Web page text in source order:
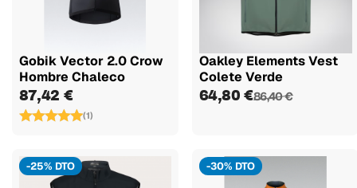
Gobik Vector 2.0 Crow
Hombre Chaleco
87,42 €
(1)
Oakley Elements Vest
Colete Verde
64,80 €86,40 €
-25% DTO -30% DTO